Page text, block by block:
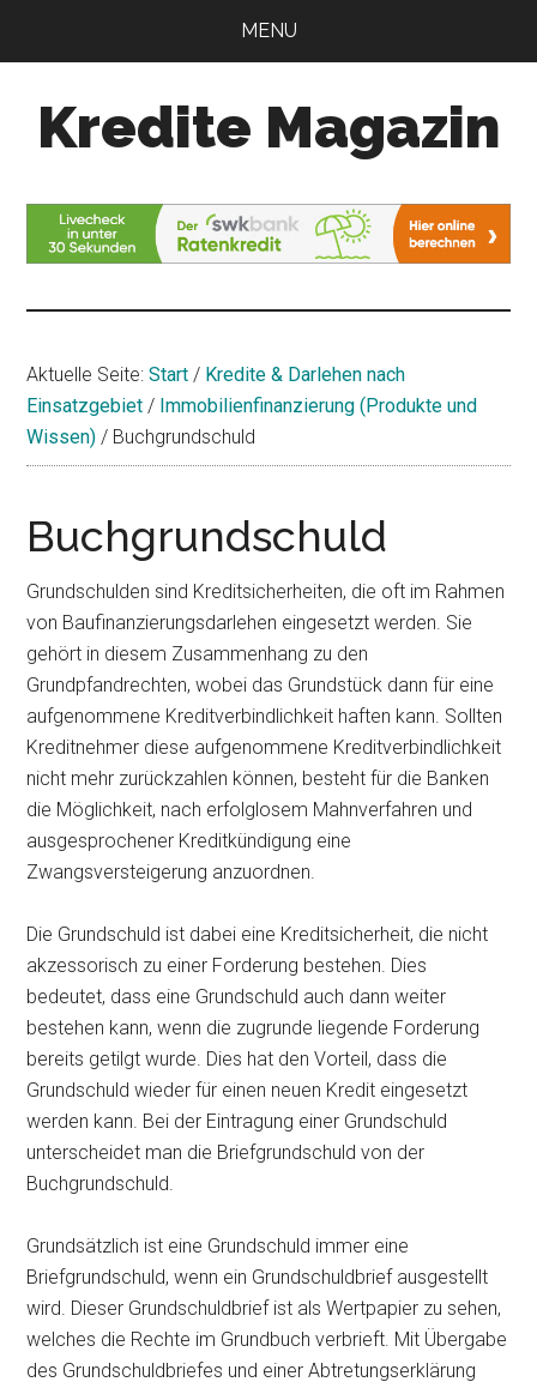
MENU
Kredite Magazin
für
Ihren
Kredit
Aktuelle Seite:Start / Kredite & Darlehen nach
Einsatzgebiet / Immobilienfinanzierung (Produkte und
Wissen) / Buchgrundschuld
Buchgrundschuld
Grundschulden sind Kreditsicherheiten, die oft im Rahmen
von Baufinanzierungsdarlehen eingesetzt werden. Sie
gehört in diesem Zusammenhang zu den
Grundpfandrechten, wobei das Grundstück dann für eine
aufgenommene Kreditverbindlichkeit haften kann. Sollten
Kreditnehmer diese aufgenommene Kreditverbindlichkeit
nicht mehr zurückzahlen können, besteht für die Banken
die Möglichkeit, nach erfolglosem Mahnverfahren und
ausgesprochener Kreditkündigung eine
Zwangsversteigerung anzuordnen.
Die Grundschuld ist dabei eine Kreditsicherheit, die nicht
akzessorisch zu einer Forderung bestehen. Dies
bedeutet, dass eine Grundschuld auch dann weiter
bestehen kann, wenn die zugrunde liegende Forderung
bereits getilgt wurde. Dies hat den Vorteil, dass die
Grundschuld wieder für einen neuen Kredit eingesetzt
werden kann. Bei der Eintragung einer Grundschuld
unterscheidet man die Briefgrundschuld von der
Buchgrundschuld.
Grundsätzlich ist eine Grundschuld immer eine
Briefgrundschuld, wenn ein Grundschuldbrief ausgestellt
wird. Dieser Grundschuldbrief ist als Wertpapier zu sehen,
welches die Rechte im Grundbuch verbrieft. Mit Übergabe
des Grundschuldbriefes und einer Abtretungserklärung